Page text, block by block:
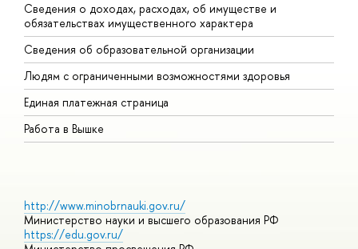
Сведения о доходах, расходах, об имуществе и
обязательствах имущественного характера
Сведения об образовательной организации
Людям с ограниченными возможностями здоровья
Единая платежная страница
Работа в Вышке
http://www.minobrnauki.gov.ru/
Министерство науки и высшего образования РФ
https://edu.gov.ru/